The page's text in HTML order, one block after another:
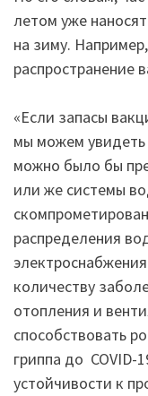
летом уже
на зиму.
распространение
«Если запасы
мы можем
можно было бы
или же системы
распределения
количеству
отопления и
способствовать
гриппа до COVID-
устойчивости к